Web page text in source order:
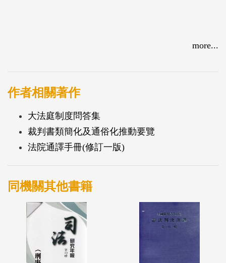
more...
作者相關著作
大法庭制度問答集
裁判書類簡化及通俗化推動要覽
法院通譯手冊(修訂一版)
同機關其他書籍